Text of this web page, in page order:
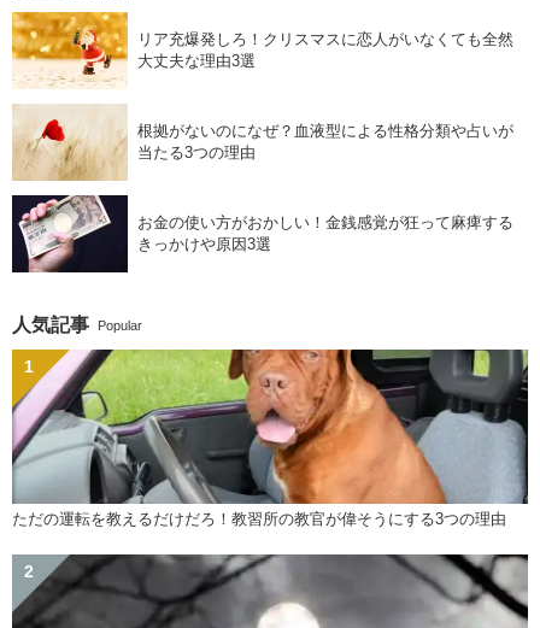
リア充爆発しろ！クリスマスに恋人がいなくても全然
大丈夫な理由3選
根拠がないのになぜ？血液型による性格分類や占いが
当たる3つの理由
お金の使い方がおかしい！金銭感覚が狂って麻痺する
きっかけや原因3選
人気記事 Popular
ただの運転を教えるだけだろ！教習所の教官が偉そうにする3つの理由